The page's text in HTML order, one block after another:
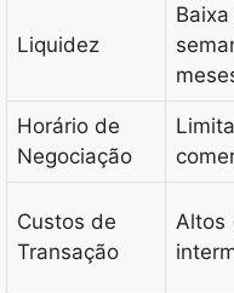
Liquidez
Horário de
Negociação
Custos de
Transação
Altos